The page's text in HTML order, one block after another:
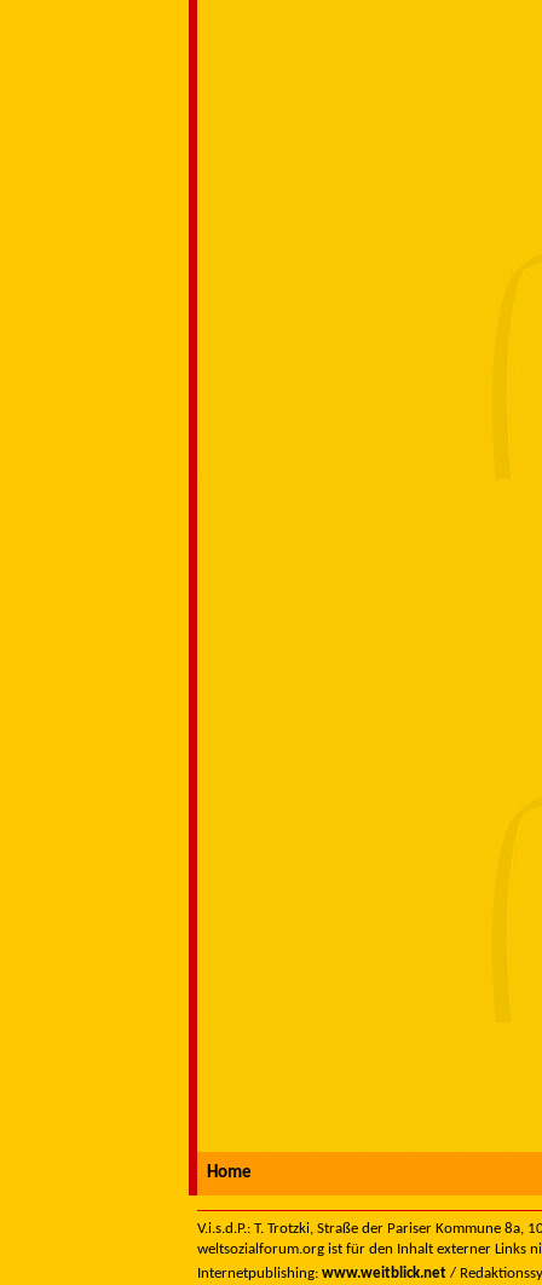
Home
V.i.s.d.P.: T. Trotzki, Straße der Pariser Kommune
weltsozialforum.org ist für den Inhalt externer Links
Internetpublishing: www.weitblick.net /